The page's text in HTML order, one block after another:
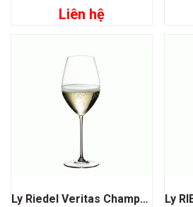
Liên hệ
Ly Riedel Veritas Champagne